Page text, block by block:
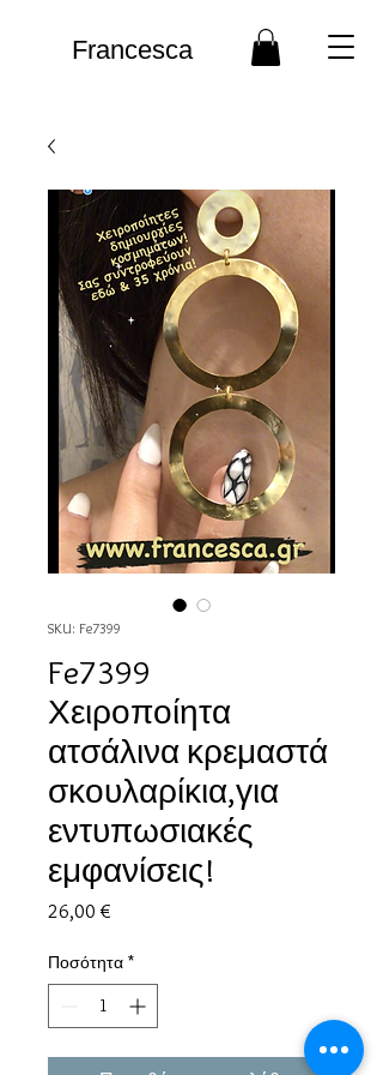
Francesca
SKU: Fe7399
Fe7399
Χειροποίητα
ατσάλινα κρεμαστά
σκουλαρίκια,για
εντυπωσιακές
εμφανίσεις!
26,00 €
Ποσότητα *